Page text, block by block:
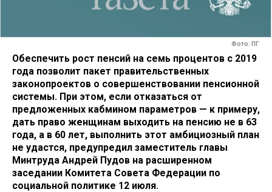
Фото: ПГ
Обеспечить рост пенсий на семь процентов с 2019
года позволит пакет правительственных
законопроектов о совершенствовании пенсионной
системы. При этом, если отказаться от
предложенных кабмином параметров — к примеру,
дать право женщинам выходить на пенсию не в 63
года, а в 60 лет, выполнить этот амбициозный план
не удастся, предупредил заместитель главы
Минтруда Андрей Пудов на расширенном
заседании Комитета Совета Федерации по
социальной политике 12 июля.